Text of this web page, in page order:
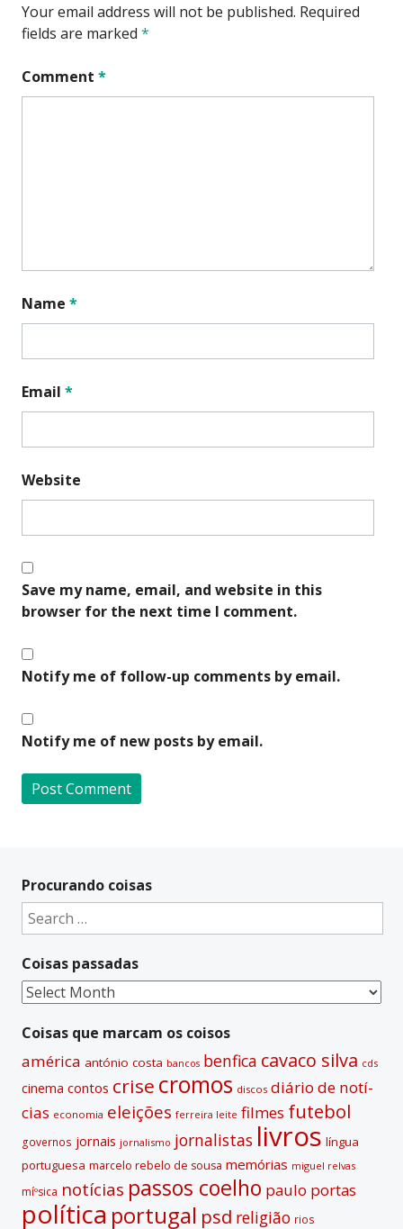
Your email address will not be published. Required
fields are marked *
Comment *
Name *
Email *
Website
Save my name, email, and website in this
browser for the next time I comment.
Notify me of follow-up comments by email.
Notify me of new posts by email.
t
e
a
t
i
v
Procurando coisas
Search
for:
Coisas passadas
Coisas
Coisas que marcam os coisos
américa antónio costa bancos benfica cavaco silva cds
cinema contos crise cromos discos diário de notí­
cias economia eleições ferreira leite filmes futebol
governos jornais jornalismo jornalistas livros lí­ngua
portuguesa marcelo rebelo de sousa memórias miguel relvas
míºsica notí­cias passos coelho paulo portas
polí­tica portugal psd religião rios